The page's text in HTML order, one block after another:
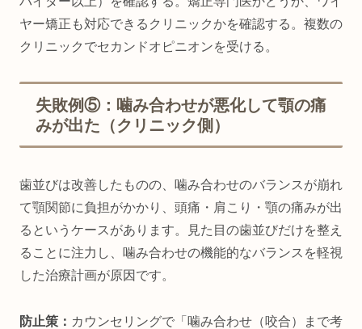
ヤー矯正も対応できるクリニックかを確認する。複数の
クリニックでセカンドオピニオンを受ける。
失敗例⑤：噛み合わせが悪化して顎の痛
みが出た（クリニック側）
歯並びは改善したものの、噛み合わせのバランスが崩れ
て顎関節に負担がかかり、頭痛・肩こり・顎の痛みが出
るというケースがあります。見た目の歯並びだけを整え
ることに注力し、噛み合わせの機能的なバランスを軽視
した治療計画が原因です。
防止策： カウンセリングで「噛み合わせ（咬合）まで考